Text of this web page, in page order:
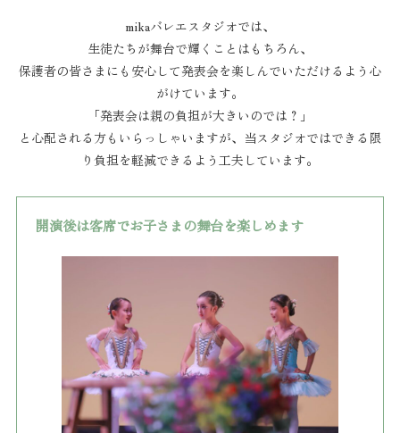
mikaバレエスタジオでは、
生徒たちが舞台で輝くことはもちろん、
保護者の皆さまにも安心して発表会を楽しんでいただけるよう心
がけています。
「発表会は親の負担が大きいのでは？」
と心配される方もいらっしゃいますが、当スタジオではできる限
り負担を軽減できるよう工夫しています。
開演後は客席でお子さまの舞台を楽しめます